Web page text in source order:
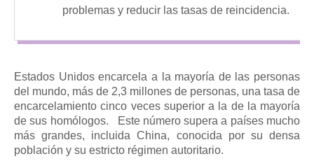
problemas y reducir las tasas de reincidencia.
Estados Unidos encarcela a la mayoría de las personas
del mundo, más de 2,3 millones de personas, una tasa de
encarcelamiento cinco veces superior a la de la mayoría
de sus homólogos.
Este número supera a países mucho
más grandes, incluida China, conocida por su densa
población y su estricto régimen autoritario.